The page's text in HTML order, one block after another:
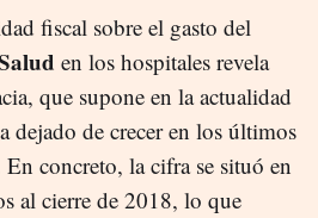
fiscal sobre el gasto del
en los hospitales revela
que supone en la actualidad
dejado de crecer en los últimos
concreto, la cifra se situó en
al cierre de 2018, lo que